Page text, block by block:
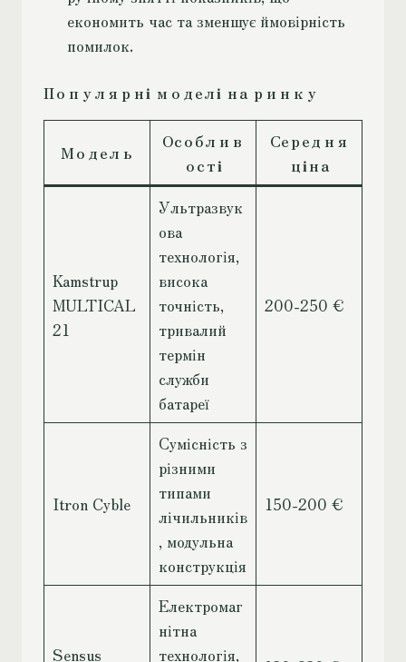
економить час та зменшує ймовірність
помилок.
Популярні моделі на ринку
Модель
Особлив
ості
Середня
ціна
Kamstrup
MULTICAL
21
Ультразвук
ова
технологія,
висока
точність,
тривалий
термін
служби
батареї
200-250 €
Itron Cyble
Сумісність з
різними
типами
лічильників
, модульна
конструкція
150-200 €
Sensus
Електромаг
нітна
технологія,